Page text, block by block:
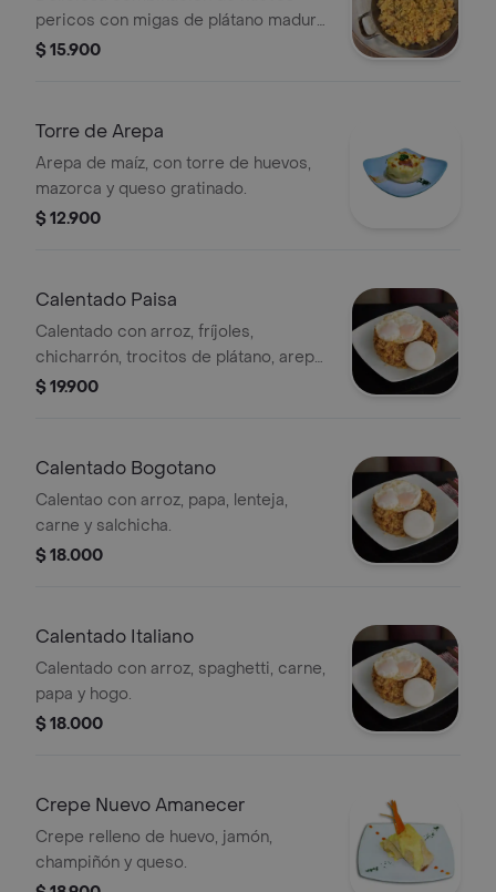
pericos con migas de plátano maduro
o de arepa. acompañado de una
$ 15.900
Torre de Arepa
Arepa de maíz, con torre de huevos,
mazorca y queso gratinado.
$ 12.900
Calentado Paisa
Calentado con arroz, fríjoles,
chicharrón, trocitos de plátano, arepa
y hogo.
$ 19.900
Calentado Bogotano
Calentao con arroz, papa, lenteja,
carne y salchicha.
$ 18.000
Calentado Italiano
Calentado con arroz, spaghetti, carne,
papa y hogo.
$ 18.000
Crepe Nuevo Amanecer
Crepe relleno de huevo, jamón,
champiñón y queso.